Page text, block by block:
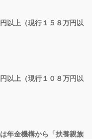
以上（現行１５８万円以
以上（現行１０８万円以
年金機構から「扶養親族